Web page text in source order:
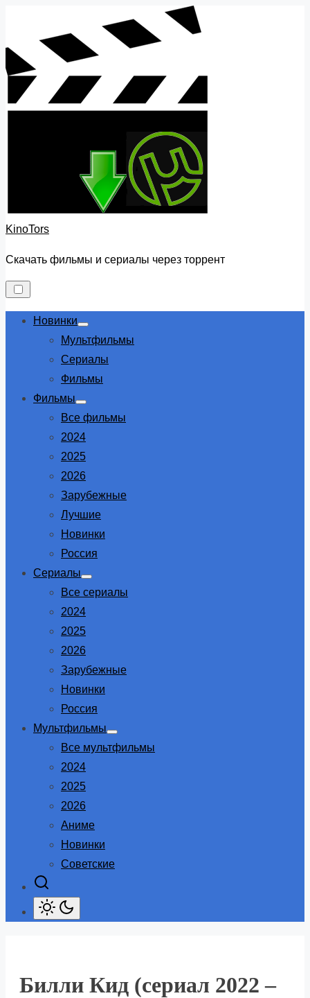
content
KinoTors
Скачать фильмы и сериалы через торрент
Новинки
Show
sub
Мультфильмы
Сериалы
Фильмы
Фильмы
Show
sub
Все фильмы
2024
2025
2026
Зарубежные
Лучшие
Новинки
Россия
Сериалы
Show
sub
Все сериалы
2024
2025
2026
Зарубежные
Новинки
Россия
Мультфильмы
Show
sub
Все мультфильмы
2024
2025
2026
Аниме
Новинки
Советские
Билли Кид (сериал 2022 –